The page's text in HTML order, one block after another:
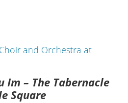
Im – The Tabernacle
Square